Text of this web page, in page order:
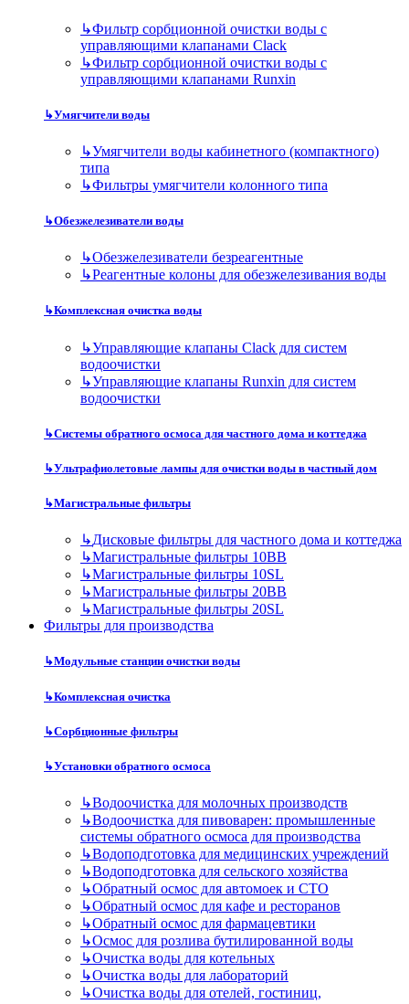
↳Фильтр сорбционной очистки воды с
управляющими клапанами Clack
↳Фильтр сорбционной очистки воды с
управляющими клапанами Runxin
↳Умягчители воды
↳Умягчители воды кабинетного (компактного)
типа
↳Фильтры умягчители колонного типа
↳Обезжелезиватели воды
↳Обезжелезиватели безреагентные
↳Реагентные колоны для обезжелезивания воды
↳Комплексная очистка воды
↳Управляющие клапаны Clack для систем
водоочистки
↳Управляющие клапаны Runxin для систем
водоочистки
↳Системы обратного осмоса для частного дома и коттеджа
↳Ультрафиолетовые лампы для очистки воды в частный дом
↳Магистральные фильтры
↳Дисковые фильтры для частного дома и коттеджа
↳Магистральные фильтры 10BB
↳Магистральные фильтры 10SL
↳Магистральные фильтры 20BB
↳Магистральные фильтры 20SL
Фильтры для производства
↳Модульные станции очистки воды
↳Комплексная очистка
↳Сорбционные фильтры
↳Установки обратного осмоса
↳Водоочистка для молочных производств
↳Водоочистка для пивоварен: промышленные
системы обратного осмоса для производства
↳Водоподготовка для медицинских учреждений
↳Водоподготовка для сельского хозяйства
↳Обратный осмос для автомоек и СТО
↳Обратный осмос для кафе и ресторанов
↳Обратный осмос для фармацевтики
↳Осмос для розлива бутилированной воды
↳Очистка воды для котельных
↳Очистка воды для лабораторий
↳Очистка воды для отелей, гостиниц,